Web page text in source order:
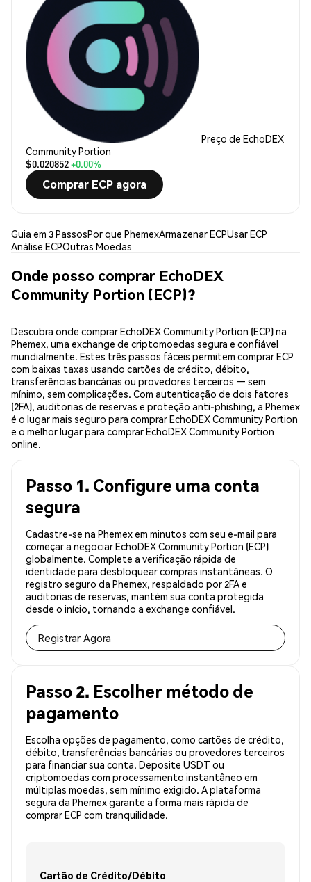
Preço de EchoDEX
Community Portion
$0.020852+0.00%
Comprar ECP agora
Guia em 3 PassosPor que PhemexArmazenar ECPUsar ECP
Análise ECPOutras Moedas
Onde posso comprar EchoDEX
Community Portion (ECP)?
Descubra onde comprar EchoDEX Community Portion (ECP) na
Phemex, uma exchange de criptomoedas segura e confiável
mundialmente. Estes três passos fáceis permitem comprar ECP
com baixas taxas usando cartões de crédito, débito,
transferências bancárias ou provedores terceiros — sem
mínimo, sem complicações. Com autenticação de dois fatores
(2FA), auditorias de reservas e proteção anti-phishing, a Phemex
é o lugar mais seguro para comprar EchoDEX Community Portion
e o melhor lugar para comprar EchoDEX Community Portion
online.
Passo 1. Configure uma conta
segura
Cadastre-se na Phemex em minutos com seu e-mail para
começar a negociar EchoDEX Community Portion (ECP)
globalmente. Complete a verificação rápida de
identidade para desbloquear compras instantâneas. O
registro seguro da Phemex, respaldado por 2FA e
auditorias de reservas, mantém sua conta protegida
desde o início, tornando a exchange confiável.
Registrar Agora
Passo 2. Escolher método de
pagamento
Escolha opções de pagamento, como cartões de crédito,
débito, transferências bancárias ou provedores terceiros
para financiar sua conta. Deposite USDT ou
criptomoedas com processamento instantâneo em
múltiplas moedas, sem mínimo exigido. A plataforma
segura da Phemex garante a forma mais rápida de
comprar ECP com tranquilidade.
Cartão de Crédito/Débito